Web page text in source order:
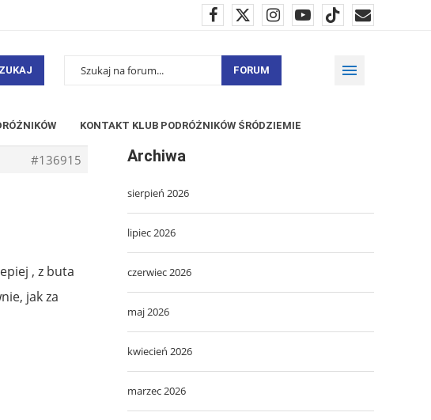
FORUM
KONTAKT KLUB PODRÓŻNIKÓW ŚRÓDZIEMIE
#136915
, z buta
jak za
Archiwa
sierpień 2026
lipiec 2026
czerwiec 2026
maj 2026
kwiecień 2026
marzec 2026